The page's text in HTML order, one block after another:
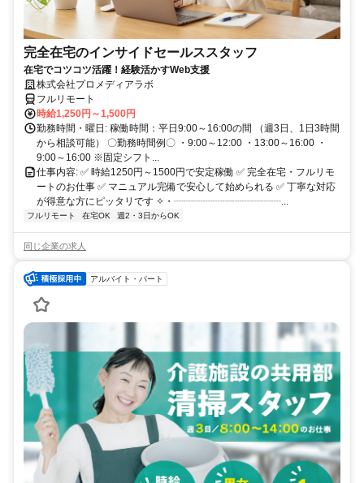
完全在宅のインサイドセールススタッフ
在宅でコツコツ活躍！経験活かすWeb支援
株式会社プロメディアラボ
フルリモート
時給1,250円～1,500円
勤務時間・曜日: 稼働時間：平日9:00～16:00の間 （週3日、1日3時間
から相談可能） 〇勤務時間例〇 ・9:00～12:00 ・13:00～16:00 ・
9:00～16:00 ※固定シフト...
仕事内容: ✅ 時給1250円～1500円で安定稼働 ✅ 完全在宅・フルリモ
ートのお仕事 ✅ マニュアル完備で安心して始められる ✅ 丁寧な対応
が得意な方にピッタリです ✧・┈┈┈┈┈┈┈┈┈┈┈...
フルリモート 在宅OK 週2・3日からOK
同じ企業の求人
アルバイト・パート